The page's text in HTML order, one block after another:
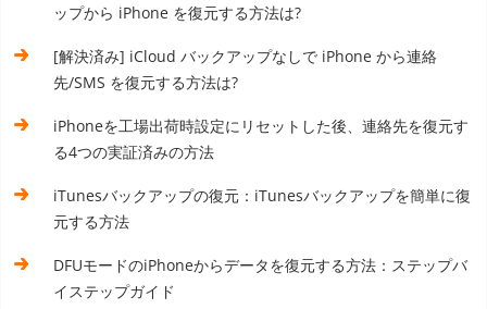
ップから iPhone を復元する方法は?
[解決済み] iCloud バックアップなしで iPhone から連絡
先/SMS を復元する方法は?
iPhoneを工場出荷時設定にリセットした後、連絡先を復元す
る4つの実証済みの方法
iTunesバックアップの復元：iTunesバックアップを簡単に復
元する方法
DFUモードのiPhoneからデータを復元する方法：ステップバ
イステップガイド